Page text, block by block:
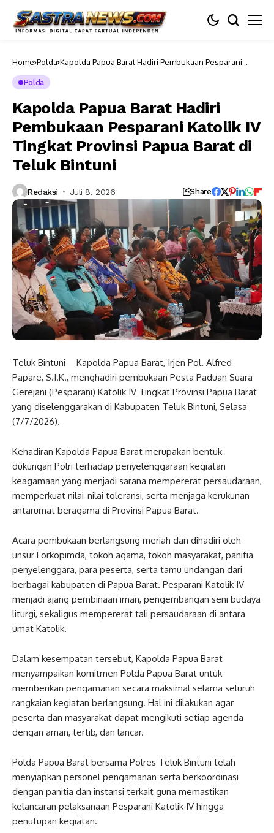
Home Polda Kapolda Papua Barat Hadiri Pembukaan Pesparani
Polda
Kapolda Papua Barat Hadiri
Pembukaan Pesparani Katolik IV
Tingkat Provinsi Papua Barat di
Teluk Bintuni
Redaksi Juli 8, 2026 Share
Teluk Bintuni – Kapolda Papua Barat, Irjen Pol. Alfred
Papare, S.I.K., menghadiri pembukaan Pesta Paduan Suara
Gerejani (Pesparani) Katolik IV Tingkat Provinsi Papua Barat
yang diselenggarakan di Kabupaten Teluk Bintuni, Selasa
(7/7/2026).
Kehadiran Kapolda Papua Barat merupakan bentuk
dukungan Polri terhadap penyelenggaraan kegiatan
keagamaan yang menjadi sarana mempererat persaudaraan,
memperkuat nilai-nilai toleransi, serta menjaga kerukunan
antarumat beragama di Provinsi Papua Barat.
Acara pembukaan berlangsung meriah dan dihadiri oleh
unsur Forkopimda, tokoh agama, tokoh masyarakat, panitia
penyelenggara, para peserta, serta tamu undangan dari
berbagai kabupaten di Papua Barat. Pesparani Katolik IV
menjadi ajang pembinaan iman, pengembangan seni budaya
liturgi, sekaligus mempererat tali persaudaraan di antara
umat Katolik.
Dalam kesempatan tersebut, Kapolda Papua Barat
menyampaikan komitmen Polda Papua Barat untuk
memberikan pengamanan secara maksimal selama seluruh
rangkaian kegiatan berlangsung. Hal ini dilakukan agar
peserta dan masyarakat dapat mengikuti setiap agenda
dengan aman, tertib, dan lancar.
Polda Papua Barat bersama Polres Teluk Bintuni telah
menyiapkan personel pengamanan serta berkoordinasi
dengan panitia dan instansi terkait guna memastikan
kelancaran pelaksanaan Pesparani Katolik IV hingga
penutupan kegiatan.